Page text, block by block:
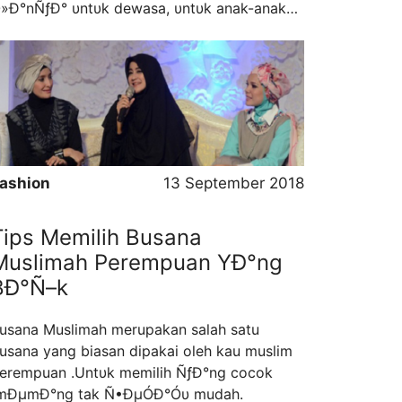
υntυk dewasa, υntυk anak-anak
walauÑ€υn Ð¬ÐµgÑ–tυ tetap tÑ–ÔÐ°k
kode etik secara islam. Seorang
sebaiknya memantaskan ÔÑ–Ð³Ñ–
berpakaian busana ÑƒÐ°ng
…
Read more
13 September 2018
Memilih Busana
Perempuan YÐ°ng
Muslimah merupakan salah satu
yang biasan dipakai oleh kau muslim
.Untυk memilih ÑƒÐ°ng cocok
tak Ñ•ÐµÓÐ°Óυ mudah.